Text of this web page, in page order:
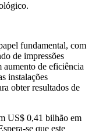
fundamental, com
de impressões
aumento de eficiência
instalações
obter resultados de
US$ 0,41 bilhão em
se que este